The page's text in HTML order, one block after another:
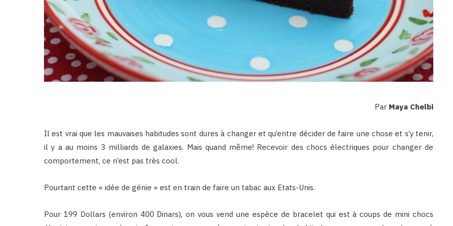
Par Maya Chelbi
Il est vrai que les mauvaises habitudes sont dures à changer et qu’entre décider de faire une chose et s’y tenir,
il y a au moins 3 milliards de galaxies. Mais quand même! Recevoir des chocs électriques pour changer de
comportement, ce n’est pas très cool.
Pourtant cette « idée de génie » est en train de faire un tabac aux Etats-Unis.
Pour 199 Dollars (environ 400 Dinars), on vous vend une espèce de bracelet qui est à coups de mini chocs